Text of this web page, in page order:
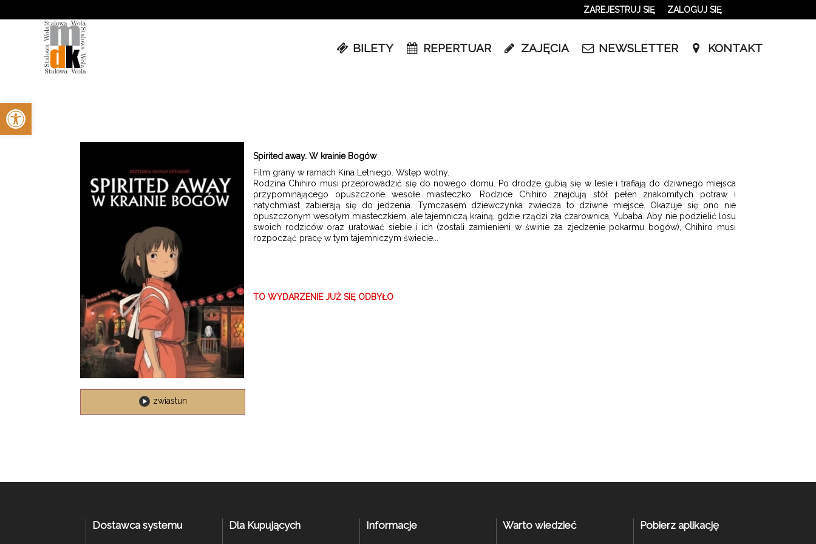
Otwórz pasek narzędzi
ZAREJESTRUJ SIĘ ZALOGUJ SIĘ
0,00
BILETY REPERTUAR ZAJĘCIA NEWSLETTER KONTAKT
zwiastun
Spirited away. W krainie Bogów
Film grany w ramach Kina Letniego. Wstęp wolny.
Rodzina Chihiro musi przeprowadzić się do nowego domu. Po drodze gubią się w lesie i trafiają do dziwnego miejsca
przypominającego opuszczone wesołe miasteczko. Rodzice Chihiro znajdują stół pełen znakomitych potraw i
natychmiast zabierają się do jedzenia. Tymczasem dziewczynka zwiedza to dziwne miejsce. Okazuje się ono nie
opuszczonym wesołym miasteczkiem, ale tajemniczą krainą, gdzie rządzi zła czarownica, Yubaba. Aby nie podzielić losu
swoich rodziców oraz uratować siebie i ich (zostali zamienieni w świnie za zjedzenie pokarmu bogów), Chihiro musi
rozpocząć pracę w tym tajemniczym świecie...
TO WYDARZENIE JUŻ SIĘ ODBYŁO
Dostawca systemu Dla Kupujących Informacje Warto wiedzieć Pobierz aplikację